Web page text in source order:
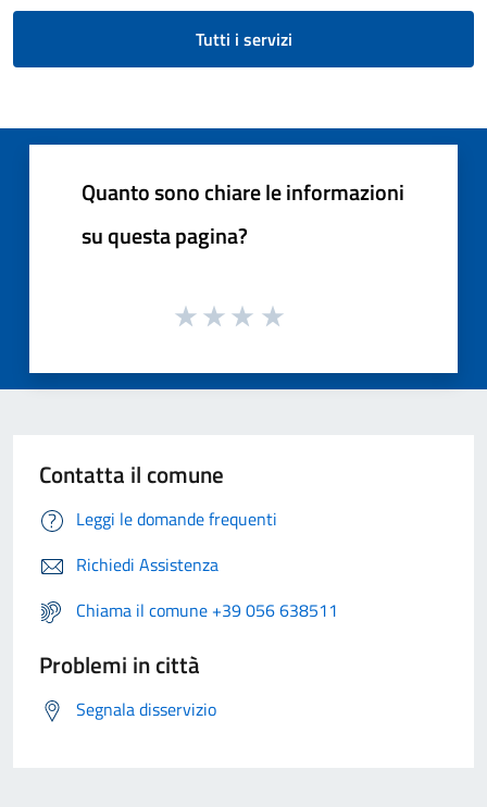
Tutti i servizi
Quanto sono chiare le informazioni
su questa pagina?
Contatta il comune
Leggi le domande frequenti
Richiedi Assistenza
Chiama il comune +39 056 638511
Problemi in città
Segnala disservizio